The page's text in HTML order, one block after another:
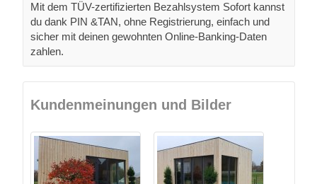
Mit dem TÜV-zertifizierten Bezahlsystem Sofort kannst
du dank PIN &TAN, ohne Registrierung, einfach und
sicher mit deinen gewohnten Online-Banking-Daten
zahlen.
Kundenmeinungen und Bilder